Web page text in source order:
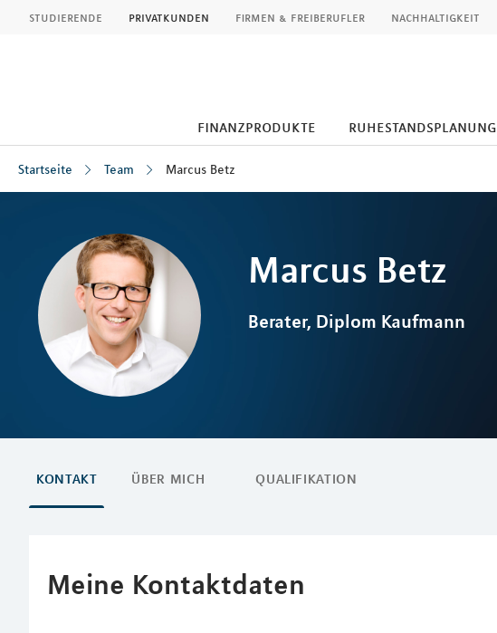
studierende privatkunden firmen & freiberufler nachhaltigkeit
finanzprodukte ruhestandsplanung
Startseite Team Marcus Betz
Marcus Betz
Berater, Diplom Kaufmann
KONTAKT ÜBER MICH QUALIFIKATION
Meine Kontaktdaten